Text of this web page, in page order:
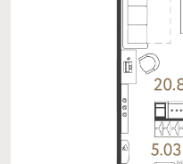
Программа
Военная
от 6,00%